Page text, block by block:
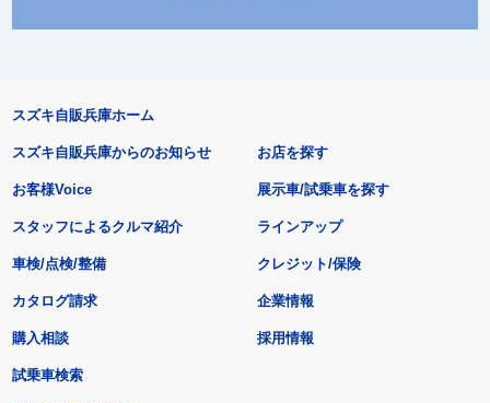
スズキ自販兵庫ホーム
スズキ自販兵庫からのお知らせ
お客様Voice
スタッフによるクルマ紹介
お店を探す
展示車/試乗車を探す
ラインアップ
車検/点検/整備 クレジット/保険
カタログ請求
購入相談
試乗車検索
企業情報
採用情報